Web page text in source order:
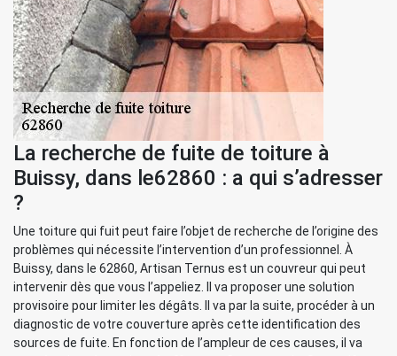
La recherche de fuite de toiture à
Buissy, dans le62860 : a qui s’adresser
?
Une toiture qui fuit peut faire l’objet de recherche de l’origine des
problèmes qui nécessite l’intervention d’un professionnel. À
Buissy, dans le 62860, Artisan Ternus est un couvreur qui peut
intervenir dès que vous l’appeliez. Il va proposer une solution
provisoire pour limiter les dégâts. Il va par la suite, procéder à un
diagnostic de votre couverture après cette identification des
sources de fuite. En fonction de l’ampleur de ces causes, il va